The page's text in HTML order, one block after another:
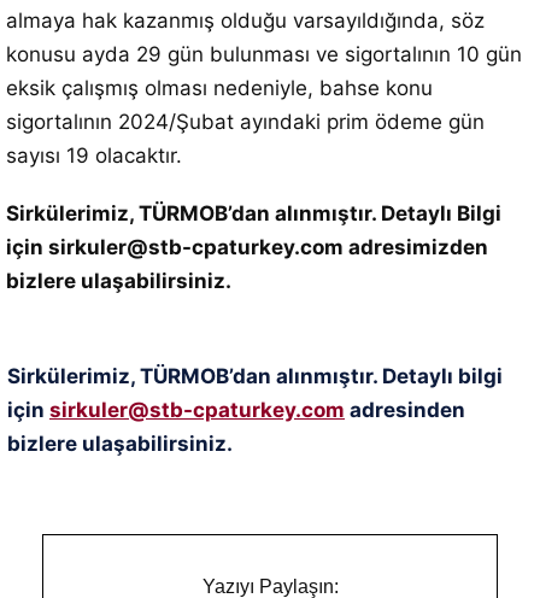
almaya hak kazanmış olduğu varsayıldığında, söz
konusu ayda 29 gün bulunması ve sigortalının 10 gün
eksik çalışmış olması nedeniyle, bahse konu
sigortalının 2024/Şubat ayındaki prim ödeme gün
sayısı 19 olacaktır.
Sirkülerimiz, TÜRMOB’dan alınmıştır. Detaylı Bilgi
için sirkuler@stb-cpaturkey.com adresimizden
bizlere ulaşabilirsiniz.
Sirkülerimiz, TÜRMOB’dan alınmıştır. Detaylı bilgi
için sirkuler@stb-cpaturkey.com adresinden
bizlere ulaşabilirsiniz.
Yazıyı Paylaşın: